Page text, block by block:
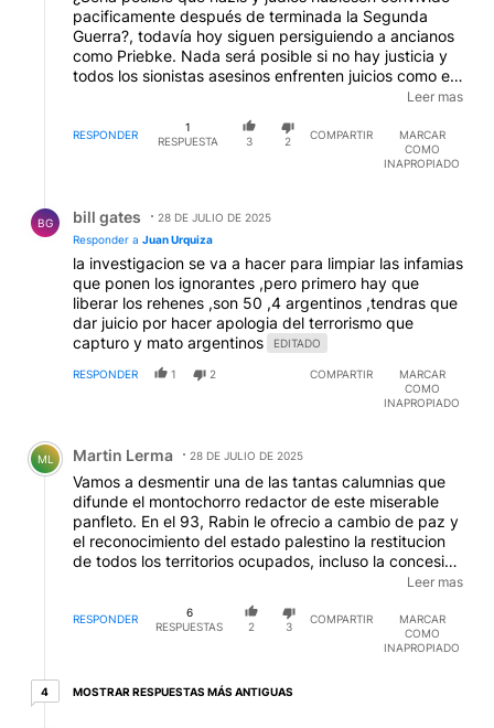
pacificamente después de terminada la Segunda
Guerra?, todavía hoy siguen persiguiendo a ancianos
como Priebke. Nada será posible si no hay justicia y
todos los sionistas asesinos enfrenten juicios como el
de Nuremberg, terminen en la cárcel y se haga una
investigación sobre todo lo que pasó en Gaza. El
ejercito genocida sea desmantelado e Israel entregue
su armamento nuclear y una fuerza internacional
referendum como ocurrió en la Sudáfrica del post
apartheid.
Leer mas
RESPONDER
1
RESPUESTA
3 2
COMPARTIR
MARCAR
COMO
INAPROPIADO
BG bill gates
28 DE JULIO DE 2025
Responder a Juan Urquiza
la investigacion se va a hacer para limpiar las infamias
que ponen los ignorantes ,pero primero hay que
liberar los rehenes ,son 50 ,4 argentinos ,tendras que
dar juicio por hacer apologia del terrorismo que
capturo y mato argentinos
EDITADO
RESPONDER 1 2 COMPARTIR
MARCAR
COMO
INAPROPIADO
Comentario de Martin Lerma.
ML Martin Lerma 28 DE JULIO DE 2025
Vamos a desmentir una de las tantas calumnias que
difunde el montochorro redactor de este miserable
panfleto. En el 93, Rabin le ofrecio a cambio de paz y
el reconocimiento del estado palestino la restitucion
de todos los territorios ocupados, incluso la concesion
de Jerusalem para que alli los arabes establecieran la
capital de ese estado aunque el la particion original a
Jerusalem se le reconocia un estatus internacional. A
desaparezca, bueno, me parece bien que antes de
Leer mas
RESPONDER
6
RESPUESTAS
2 3
COMPARTIR
MARCAR
COMO
INAPROPIADO
44 respuestas más antiguas
MOSTRAR RESPUESTAS MÁS ANTIGUAS